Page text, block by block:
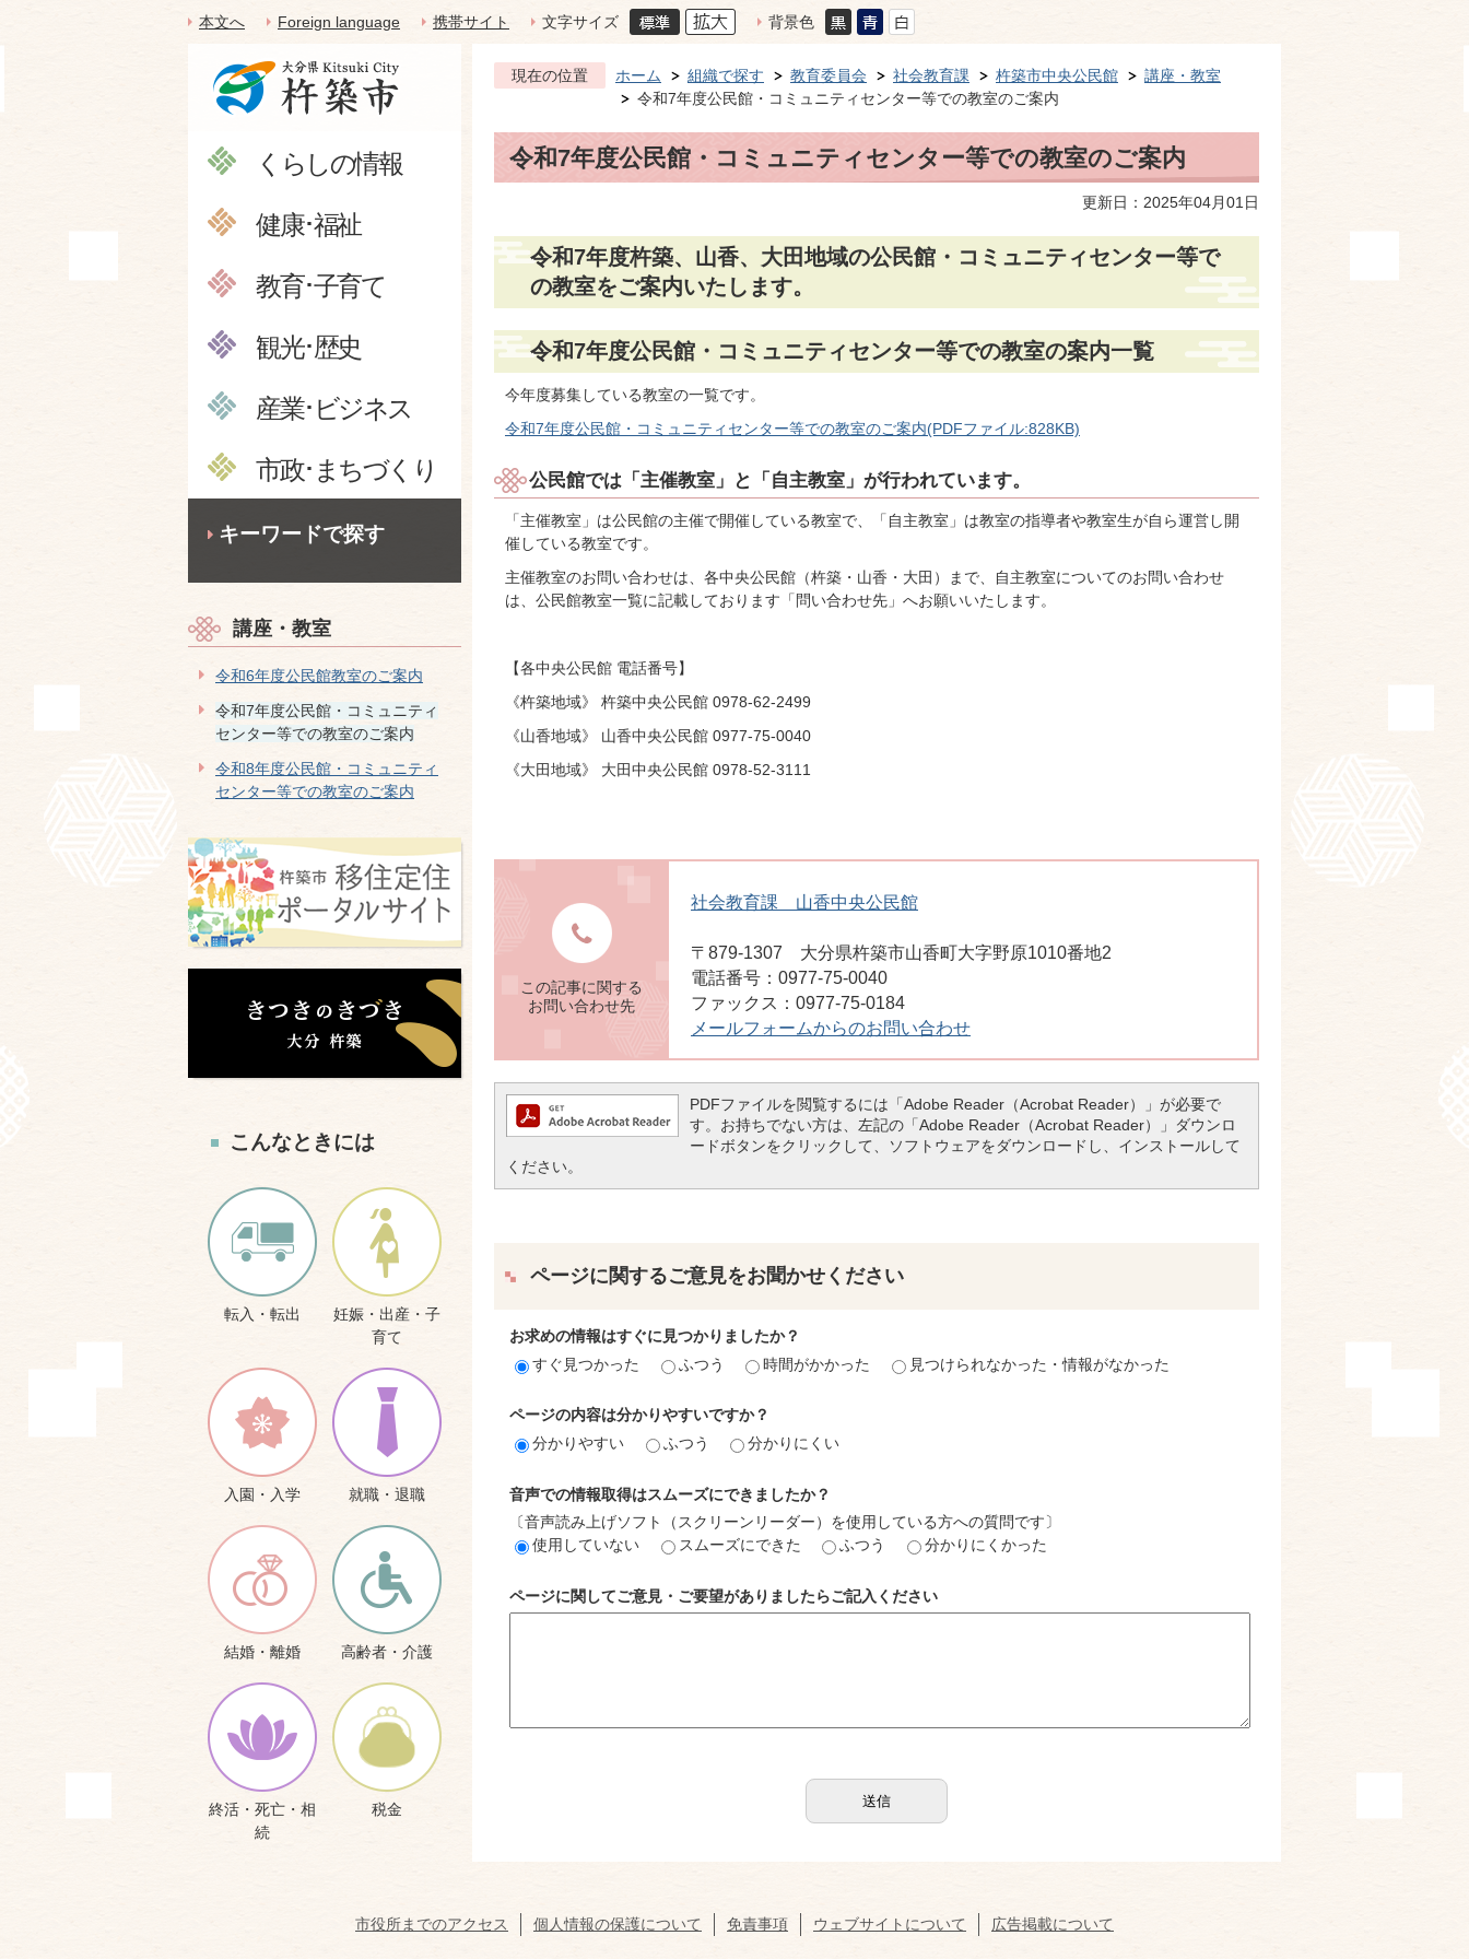
本文へ Foreign language 携帯サイト 文字サイズ 背景色
くらしの情報
健康･福祉
教育･子育て
観光･歴史
産業･ビジネス
市政･まちづくり
キーワードで探す
講座・教室
令和6年度公民館教室のご案内
令和7年度公民館・コミュニティ
センター等での教室のご案内
令和8年度公民館・コミュニティ
センター等での教室のご案内
こんなときには
転入・転出
妊娠・出産・子
育て
入園・入学 就職・退職
結婚・離婚 高齢者・介護
終活・死亡・相
続
税金
現在の位置 ホーム 組織で探す 教育委員会 社会教育課 杵築市中央公民館
講座・教室
令和7年度公民館・コミュニティセンター等での教室のご案内
令和7年度公民館・コミュニティセンター等での教室のご案内
更新日：2025年04月01日
令和7年度杵築、山香、大田地域の公民館・コミュニティセンター等で
の教室をご案内いたします。
令和7年度公民館・コミュニティセンター等での教室の案内一覧
今年度募集している教室の一覧です。
令和7年度公民館・コミュニティセンター等での教室のご案内(PDFファイル:828KB)
公民館では「主催教室」と「自主教室」が行われています。
「主催教室」は公民館の主催で開催している教室で、「自主教室」は教室の指導者や教室生が自ら運営し開
催している教室です。
主催教室のお問い合わせは、各中央公民館（杵築・山香・大田）まで、自主教室についてのお問い合わせ
は、公民館教室一覧に記載しております「問い合わせ先」へお願いいたします。
【各中央公民館 電話番号】
《杵築地域》 杵築中央公民館 0978-62-2499
《山香地域》 山香中央公民館 0977-75-0040
《大田地域》 大田中央公民館 0978-52-3111
この記事に関する
お問い合わせ先
社会教育課 山香中央公民館
〒879-1307 大分県杵築市山香町大字野原1010番地2
電話番号：0977-75-0040
ファックス：0977-75-0184
メールフォームからのお問い合わせ
PDFファイルを閲覧するには「Adobe Reader（Acrobat Reader）」が必要で
す。お持ちでない方は、左記の「Adobe Reader（Acrobat Reader）」ダウンロ
ードボタンをクリックして、ソフトウェアをダウンロードし、インストールして
ください。
ページに関するご意見をお聞かせください
お求めの情報はすぐに見つかりましたか？
すぐ見つかった
ふつう 時間がかかった 見つけられなかった・情報がなかった
ページの内容は分かりやすいですか？
分かりやすい
ふつう 分かりにくい
音声での情報取得はスムーズにできましたか？
〔音声読み上げソフト（スクリーンリーダー）を使用している方への質問です〕
使用していない
スムーズにできた ふつう 分かりにくかった
ページに関してご意見・ご要望がありましたらご記入ください
市役所までのアクセス 個人情報の保護について 免責事項 ウェブサイトについて 広告掲載について